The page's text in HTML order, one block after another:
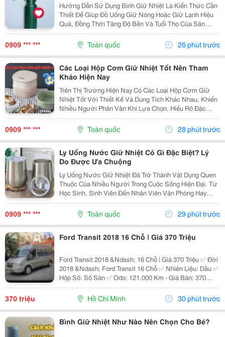
Hướng Dẫn Sử Dụng Bình Giữ Nhiệt Là Kiến Thức Cần
Thiết Để Giúp Đồ Uống Giữ Nóng Hoặc Giữ Lạnh Hiệu
Quả, Đồng Thời Tăng Độ Bền Và Tuổi Thọ Của Sản
Phẩm. Trong Bài Viết Này, Cozycup Sẽ Chia Sẻ Cách Vệ
Sinh Bình Trước Khi Sử Dụng, Cách Dùng Đúng Mỗi...
0909 *** *** Toàn quốc 26 phút trước
Các Loại Hộp Cơm Giữ Nhiệt Tốt Nên Tham
Khảo Hiện Nay
Trên Thị Trường Hiện Nay Có Các Loại Hộp Cơm Giữ
Nhiệt Tốt Với Thiết Kế Và Dung Tích Khác Nhau, Khiến
Nhiều Người Phân Vân Khi Lựa Chọn. Hiểu Rõ Đặc
Điểm Của Từng Loại Sẽ Giúp Bạn Dễ Dàng Tìm Được
Sản Phẩm Phù Hợp Với Nhu Cầu Sử Dụng Hằng Ngày.
0909 *** *** Toàn quốc 28 phút trước
Ly Uống Nước Giữ Nhiệt Có Gì Đặc Biệt? Lý
Do Được Ưa Chuộng
Ly Uống Nước Giữ Nhiệt Đã Trở Thành Vật Dụng Quen
Thuộc Của Nhiều Người Trong Cuộc Sống Hiện Đại. Từ
Học Sinh, Sinh Viên Đến Nhân Viên Văn Phòng Hay
Người Thường Xuyên Di Chuyển Đều Có Thể Sử Dụng
Để Mang Theo Đồ Uống Yêu Thích. Vậy Điều Gì Khiến
0909 *** *** Toàn quốc 29 phút trước
Ford Transit 2018 16 Chỗ | Giá 370 Triệu
Ford Transit 2018 &Ndash; 16 Chỗ | Giá 370 Triệu ✅ Đời
2018 &Ndash; Ford Transit 16 Chỗ ✅ Nhiên Liệu: Dầu ✅
Hộp Số: Số Sàn ✅ Odo: 121.000 Km - Giá Bán: 370
Triệu - Xem Xe: 76/45/14 Đường 19, P. Linh Chiểu, Tp.
370 triệu Hồ Chí Minh 30 phút trước
Bình Giữ Nhiệt Như Nào Nên Chọn Cho Bé?